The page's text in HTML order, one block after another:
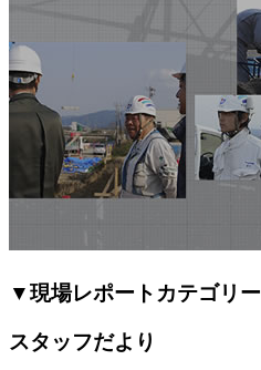
▼現場レポートカテゴリー
スタッフだより